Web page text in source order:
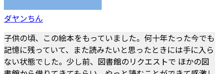
ダヤンちん
子供の頃、この絵本をもっていました。何十年たった今でも
記憶に残っていて、また読みたいと思ったときには手に入ら
ない状態でした。少し前、図書館のリクエストで ほかの図